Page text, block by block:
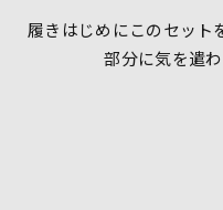
履きはじめにこのセット
部分に気を遣